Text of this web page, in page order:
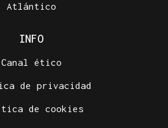
Atlántico
INFO
Canal ético
de privacidad
de cookies